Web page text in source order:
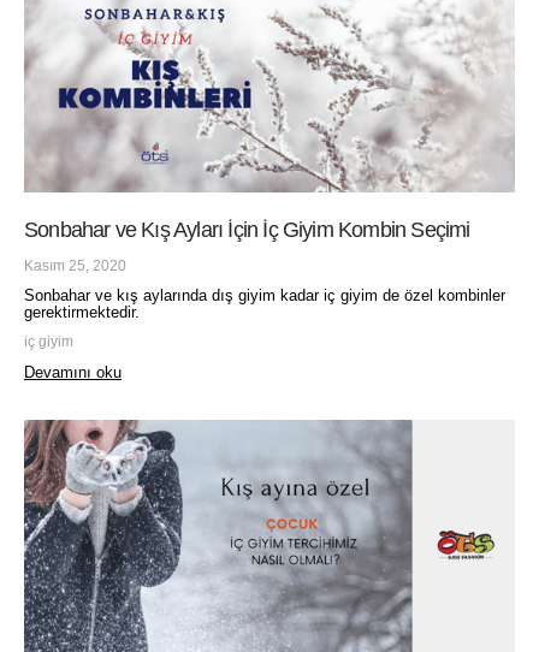
Sonbahar ve Kış Ayları İçin İç Giyim Kombin Seçimi
Kasım 25, 2020
Sonbahar ve kış aylarında dış giyim kadar iç giyim de özel kombinler
gerektirmektedir.
iç giyim
Devamını oku